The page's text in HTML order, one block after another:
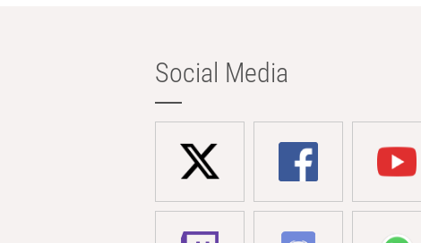
Social Media